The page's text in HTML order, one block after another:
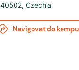
40502, Czechia
Navigovat do kempu